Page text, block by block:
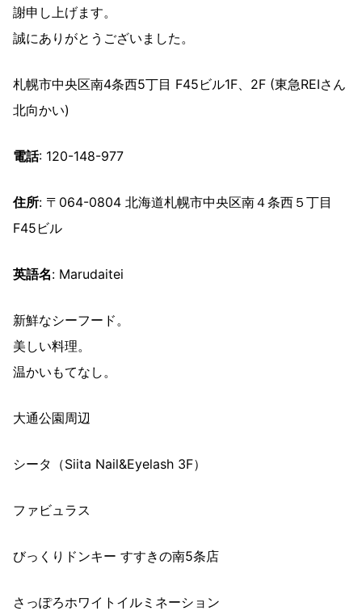
謝申し上げます。
誠にありがとうございました。
札幌市中央区南4条西5丁目 F45ビル1F、2F (東急REIさん
北向かい)
電話: 120-148-977
住所: 〒064-0804 北海道札幌市中央区南４条西５丁目
F45ビル
英語名: Marudaitei
新鮮なシーフード。
美しい料理。
温かいもてなし。
大通公園周辺
シータ（Siita Nail&Eyelash 3F）
ファビュラス
びっくりドンキー すすきの南5条店
さっぽろホワイトイルミネーション